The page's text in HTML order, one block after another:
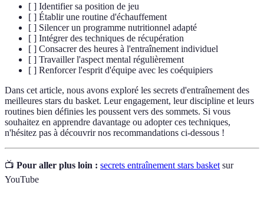
[ ] Identifier sa position de jeu
[ ] Établir une routine d'échauffement
[ ] Silencer un programme nutritionnel adapté
[ ] Intégrer des techniques de récupération
[ ] Consacrer des heures à l'entraînement individuel
[ ] Travailler l'aspect mental régulièrement
[ ] Renforcer l'esprit d'équipe avec les coéquipiers
Dans cet article, nous avons exploré les secrets d'entraînement des
meilleures stars du basket. Leur engagement, leur discipline et leurs
routines bien définies les poussent vers des sommets. Si vous
souhaitez en apprendre davantage ou adopter ces techniques,
n'hésitez pas à découvrir nos recommandations ci-dessous !
📺 Pour aller plus loin : secrets entraînement stars basket sur
YouTube